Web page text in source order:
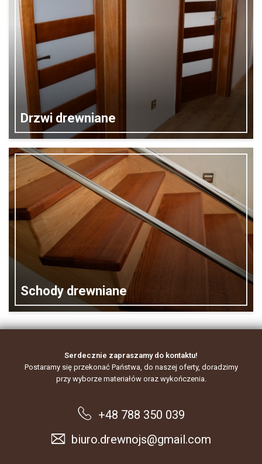
Drzwi drewniane
Schody drewniane
Serdecznie zapraszamy do kontaktu!
Postaramy się przekonać Państwa, do naszej oferty, doradzimy
przy wyborze materiałów oraz wykończenia.
+48 788 350 039
biuro.drewnojs@gmail.com